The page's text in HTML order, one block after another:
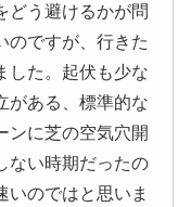
どう避けるかが問
のですが、行きた
した。起伏も少な
がある、標準的な
ンに芝の空気穴開
ない時期だったの
いのではと思いま